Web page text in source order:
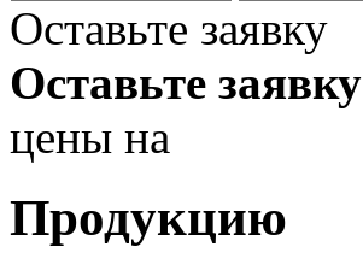
Оставьте заявку
Оставьте заявку
цены на
Продукцию